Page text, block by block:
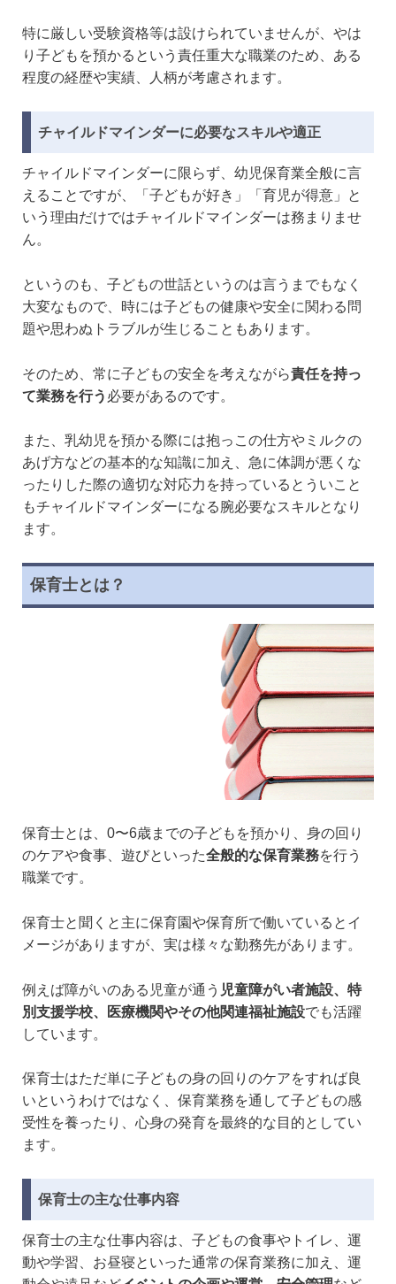
特に厳しい受験資格等は設けられていませんが、やは
り子どもを預かるという責任重大な職業のため、ある
程度の経歴や実績、人柄が考慮されます。
チャイルドマインダーに必要なスキルや適正
チャイルドマインダーに限らず、幼児保育業全般に言
えることですが、「子どもが好き」「育児が得意」と
いう理由だけではチャイルドマインダーは務まりませ
ん。
というのも、子どもの世話というのは言うまでもなく
大変なもので、時には子どもの健康や安全に関わる問
題や思わぬトラブルが生じることもあります。
そのため、常に子どもの安全を考えながら責任を持っ
て業務を行う 必要があるのです。
また、乳幼児を預かる際には抱っこの仕方やミルクの
あげ方などの基本的な知識に加え、急に体調が悪くな
ったりした際の適切な対応力を持っているとういこと
もチャイルドマインダーになる腕必要なスキルとなり
ます。
保育士とは？
保育士とは、0〜6歳までの子どもを預かり、身の回り
のケアや食事、遊びといった全般的な保育業務を行う
職業です。
保育士と聞くと主に保育園や保育所で働いているとイ
メージがありますが、実は様々な勤務先があります。
例えば障がいのある児童が通う 児童障がい者施設、特
別支援学校、医療機関やその他関連福祉施設でも活躍
しています。
保育士はただ単に子どもの身の回りのケアをすれば良
いというわけではなく、保育業務を通して子どもの感
受性を養ったり、心身の発育を最終的な目的としてい
ます。
保育士の主な仕事内容
保育士の主な仕事内容は、子どもの食事やトイレ、運
動や学習、お昼寝といった通常の保育業務に加え、運